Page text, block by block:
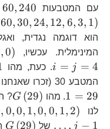
עם המטבעות
60, 240
60,30, 24, 12, 6,3, 1)
הוא דוגמה נגדית,
המינימלית. עכשיו,
,0)
i = j = 4 . כעת, מהו
1
c_{i-
המטבע 30 (זכרו שאנחנו הולכים מהגדול לקטן), ולכן
1 = 29 . מהו G (29)
?
לנו
, 0,0, 1,0, 0, 1, 2)
… , j − 1 של G (29)
\left(0,0,0\right)
j